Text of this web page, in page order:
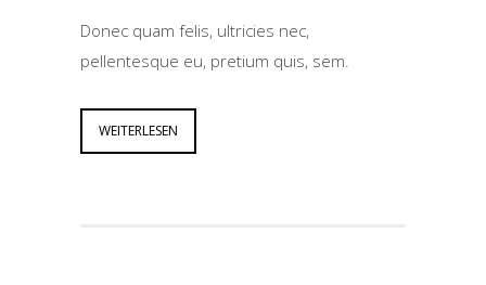
Donec quam felis, ultricies nec,
pellentesque eu, pretium quis, sem.
WEITERLESEN